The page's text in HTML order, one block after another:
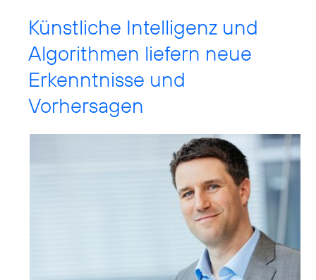
Künstliche Intelligenz und
Algorithmen liefern neue
Erkenntnisse und
Vorhersagen